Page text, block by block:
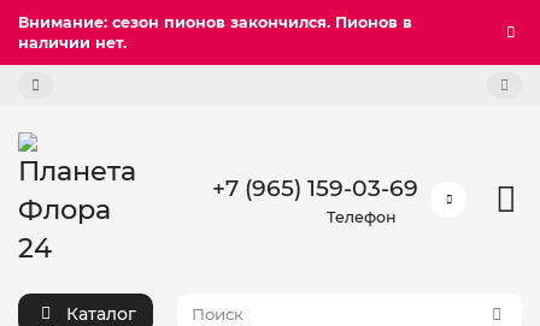
Внимание: сезон пионов закончился. Пионов в
наличии нет.
+7 (965) 159-03-69
Телефон
Каталог